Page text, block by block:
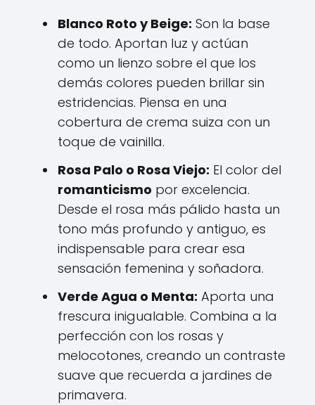
Blanco Roto y Beige: Son la base
de todo. Aportan luz y actúan
como un lienzo sobre el que los
demás colores pueden brillar sin
estridencias. Piensa en una
cobertura de crema suiza con un
toque de vainilla.
Rosa Palo o Rosa Viejo: El color del
romanticismo por excelencia.
Desde el rosa más pálido hasta un
tono más profundo y antiguo, es
indispensable para crear esa
sensación femenina y soñadora.
Verde Agua o Menta: Aporta una
frescura inigualable. Combina a la
perfección con los rosas y
melocotones, creando un contraste
suave que recuerda a jardines de
primavera.